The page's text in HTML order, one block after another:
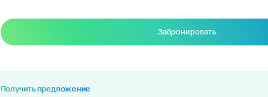
Забронировать
Получить предложение